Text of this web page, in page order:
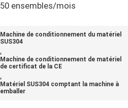
50 ensembles/mois
Machine de conditionnement du matériel
SUS304
,
Machine de conditionnement de matériel
de certificat de la CE
,
Matériel SUS304 comptant la machine à
emballer